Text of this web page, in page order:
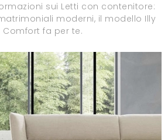
sui Letti con contenitore:
moderni, il modello Illy
Comfort fa per te.